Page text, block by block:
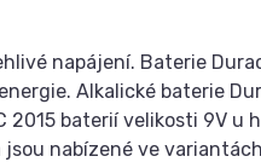
napájení. Baterie
Alkalické baterie
baterií velikosti 9V u
nabízené ve variantách